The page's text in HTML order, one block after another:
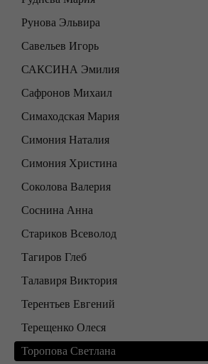
Рунова Эльвира
Савельев Игорь
САКСИНА Эмилия
Сафронов Михаил
Симаходская Мария
Симония Наталия
Симония Христина
Соколова Валерия
Соснина Анна
Стариков Всеволод
Тагиров Глеб
Талавиря Виктория
Терентьев Евгений
Терещенко Олеся
Торопова Светлана